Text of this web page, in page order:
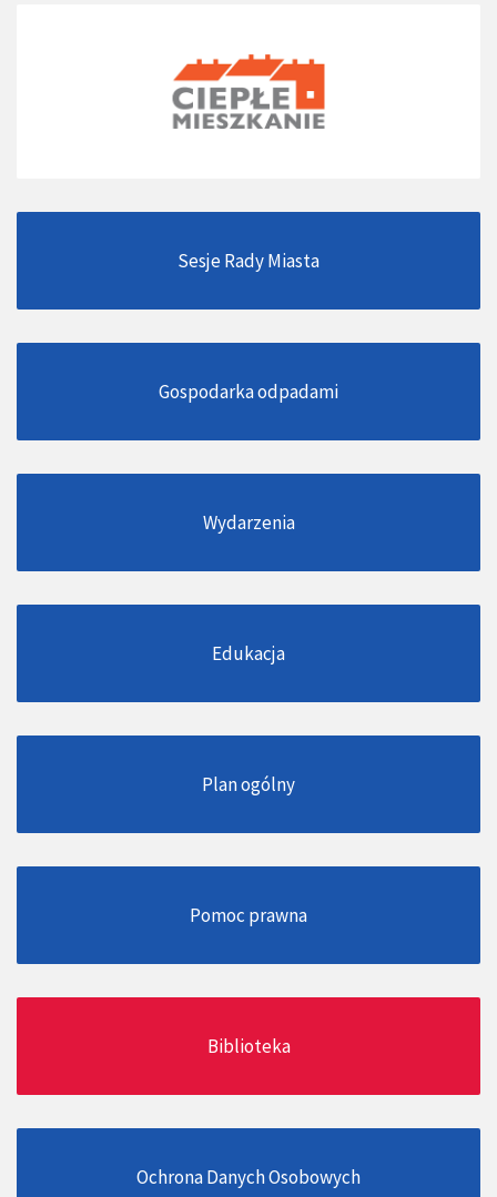
Sesje Rady Miasta
Gospodarka odpadami
Wydarzenia
Edukacja
Plan ogólny
Pomoc prawna
Biblioteka
Ochrona Danych Osobowych